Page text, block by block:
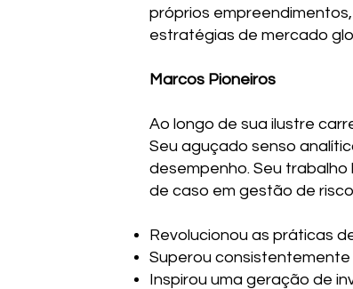
próprios
estratégias de mercado
Marcos Pioneiros
Ao longo de sua ilustre
Seu aguçado senso
desempenho. Seu
de caso em gestão de
Revolucionou as práticas
Superou
Inspirou uma geração de